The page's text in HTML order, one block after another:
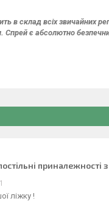
в склад всіх звичайних
Спрей є абсолютно
приналежності
ліжку !